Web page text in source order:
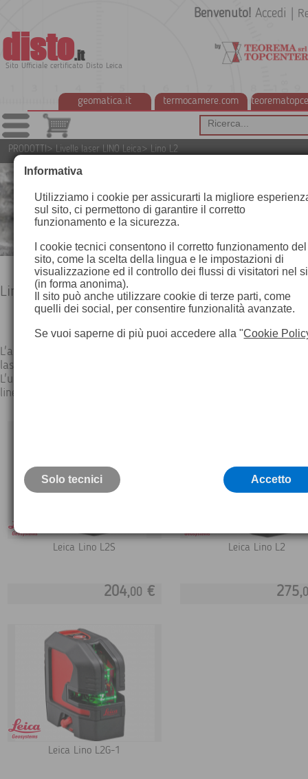
disto.it
Sito Ufficiale certificato Disto Leica
geomatica.it termocamere.com
Benvenuto! Accedi
PRODOTTI> Livelle laser LINO Leica > Lino L2
Lino L2
L'autolivellante Leica Lino L2-1 è un livello laser che proietta
laser orizzontali e verticali extralunghe.
L'utilizzo di diodi laser rossi molto potenti migliora la visibilità
linea laser.
Leica Lino L2S
204,00 €
Leica Lino L2
275,
Leica Lino L2G-1
Informativa
Utilizziamo i cookie per assicurarti la migliore
sul sito, ci permettono di garantire il corretto
funzionamento e la sicurezza.
I cookie tecnici consentono il corretto funzionamento del
sito, come la scelta della lingua e le impostazioni di
visualizzazione ed il controllo dei flussi di visitatori nel
(in forma anonima).
Il sito può anche utilizzare cookie di terze parti, come
quelli dei social, per consentire funzionalità avanzate.
Se vuoi saperne di più puoi accedere alla "Cookie
Solo tecnici Accetto